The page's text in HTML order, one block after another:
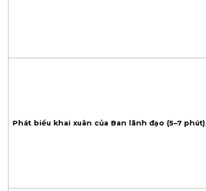
Phát biểu khai xuân của Ban lãnh đạo (5–7 phút)